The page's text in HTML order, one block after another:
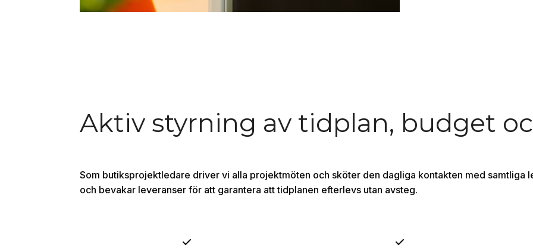
Aktiv styrning av tidplan, budget
Som butiksprojektledare driver vi alla projektmöten och sköter den dagliga kontakten med samtliga
och bevakar leveranser för att garantera att tidplanen efterlevs utan avsteg.